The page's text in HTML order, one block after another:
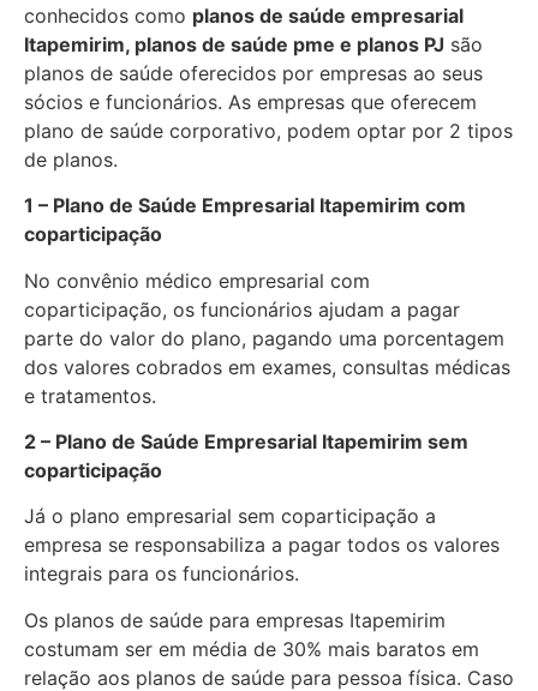
conhecidos como planos de saúde empresarial
Itapemirim, planos de saúde pme e planos PJ são
planos de saúde oferecidos por empresas ao seus
sócios e funcionários. As empresas que oferecem
plano de saúde corporativo, podem optar por 2 tipos
de planos.
1 – Plano de Saúde Empresarial Itapemirim com
coparticipação
No convênio médico empresarial com
coparticipação, os funcionários ajudam a pagar
parte do valor do plano, pagando uma porcentagem
dos valores cobrados em exames, consultas médicas
e tratamentos.
2 – Plano de Saúde Empresarial Itapemirim sem
coparticipação
Já o plano empresarial sem coparticipação a
empresa se responsabiliza a pagar todos os valores
integrais para os funcionários.
Os planos de saúde para empresas Itapemirim
costumam ser em média de 30% mais baratos em
relação aos planos de saúde para pessoa física. Caso